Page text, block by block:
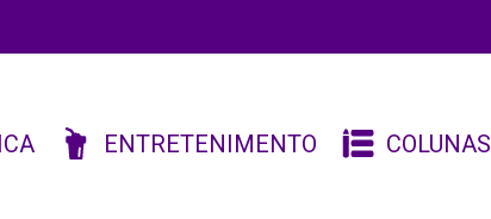
ENTRETENIMENTO COLUNAS